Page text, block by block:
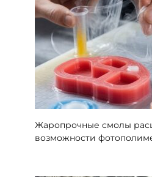
Жаропрочные смолы
возможности